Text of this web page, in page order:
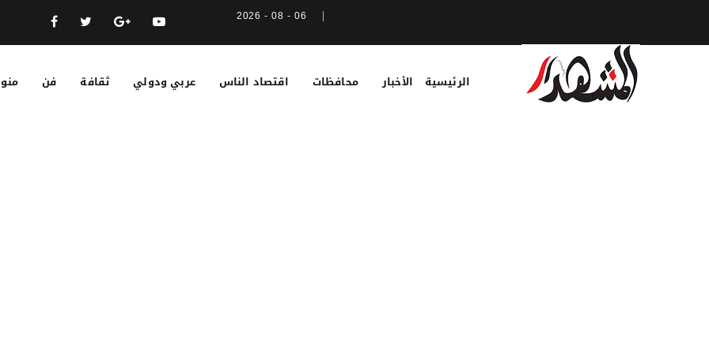
06 - 08 - 2026
الرئيسية الأخبار محافظات اقتصاد الناس عربي ودولي ثقافة فن